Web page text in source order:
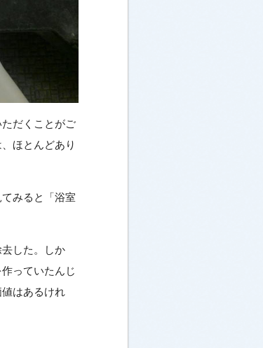
だくことがご
ほとんどあり
みると「浴室
した。しか
っていたんじ
はあるけれ